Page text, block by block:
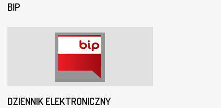
BIP
DZIENNIK ELEKTRONICZNY